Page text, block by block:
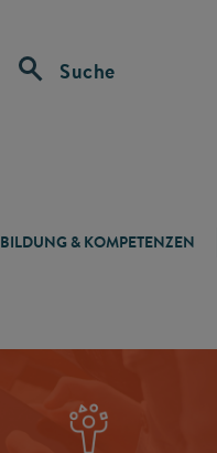
Suche
BILDUNG & KOMPETENZEN